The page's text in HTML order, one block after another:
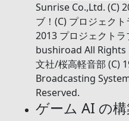
Sunrise Co.,Ltd. (C)
ブ！(C) プロジェク
2013 プロジェクト
bushiroad All Rights
文社/桜高軽音部 (C)
Broadcasting
Reserved.
ゲーム AI の